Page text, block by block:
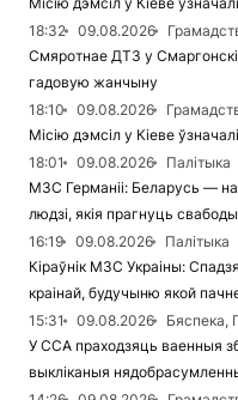
18:32
09.08.2026
Смяротнае ДТЗ у
гадовую жанчыну
18:10
09.08.2026
Місію дэмсіл у Кіеве
18:01
09.08.2026
Палітыка
МЗС Германіі: Беларусь —
людзі, якія прагнуць
16:19
09.08.2026
Палітыка
Кіраўнік МЗС Украіны:
краінай, будучыню якой
15:31
09.08.2026
Бяспека,
У ССА праходзяць ваенныя
выкліканыя